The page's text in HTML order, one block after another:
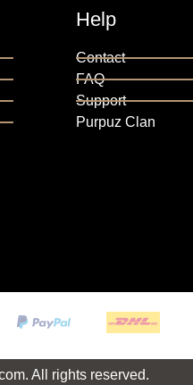
Help
Contact
FAQ
Support
Purpuz Clan
All rights reserved.